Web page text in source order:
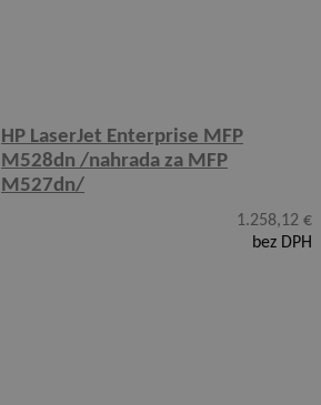
HP LaserJet Enterprise MFP
M528dn /nahrada za MFP
M527dn/
1.258,12 €
bez DPH